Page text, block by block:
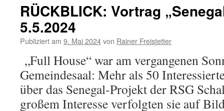
RÜCKBLICK: Vortrag
5.5.2024
Publiziert am 9. Mai 2024von Rainer Freistetter
„Full House“ war am vergangenen
Gemeindesaal: Mehr als 50
über das Senegal-Projekt der RSG
großem Interesse verfolgten sie auf